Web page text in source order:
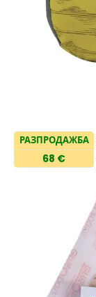
РАЗПРОДАЖБА
68 €